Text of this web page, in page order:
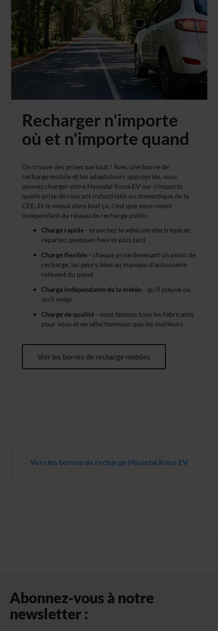
Recharger n'importe
où et n'importe quand
On trouve des prises partout ! Avec une borne de
recharge mobile et les adaptateurs appropriés, vous
pouvez charger votre Hyundai Kona EV sur n’importe
quelle prise de courant industrielle ou domestique de la
CEE. Et le mieux dans tout ça, c'est que vous restez
indépendant du réseau de recharge public.
Charge rapide- branchez le véhicule électrique et
repartez quelques heures plus tard
Charge flexible- chaque prise devenant un point de
recharge, les peurs liées au manque d'autonomie
relèvent du passé
Charge indépendante de la météo- qu'il pleuve ou
qu'il neige
Charge de qualité- nous testons tous les fabricants
pour vous et ne sélectionnons que les meilleurs
Voir les bornes de recharge mobiles
Vers les bornes de recharge Hyundai Kona EV
Abonnez-vous à notre
newsletter :